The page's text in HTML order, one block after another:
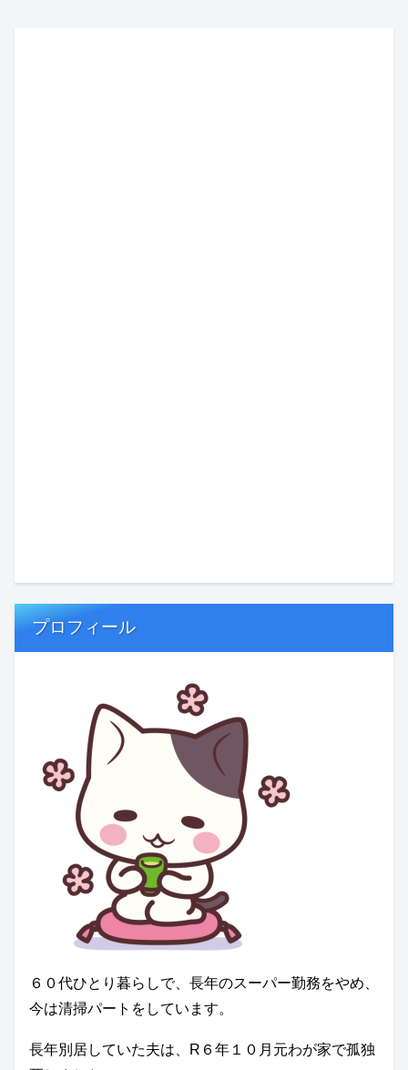
プロフィール
６０代ひとり暮らしで、長年のスーパー勤務をやめ、
今は清掃パートをしています。
長年別居していた夫は、R６年１０月元わが家で孤独